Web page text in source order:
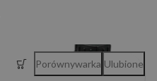
Porównywarka Ulubione